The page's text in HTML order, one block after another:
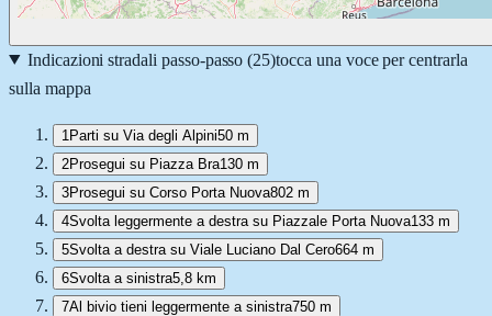
Indicazioni stradali passo-passo (25)tocca una voce per centrarla
sulla mappa
1 Parti su Via degli Alpini50 m
2Prosegui su Piazza Bra130 m
3Prosegui su Corso Porta Nuova802 m
4Svolta leggermente a destra su Piazzale Porta Nuova133 m
5Svolta a destra su Viale Luciano Dal Cero664 m
6Svolta a sinistra5,8 km
7Al bivio tieni leggermente a sinistra750 m